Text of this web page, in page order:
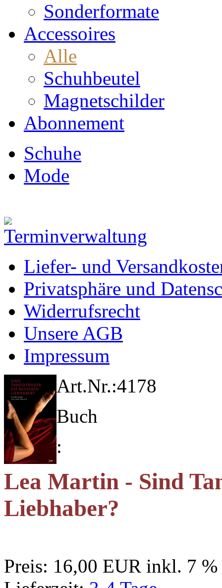
Sonderformate
Accessoires
Alle
Schuhbeutel
Magnetschilder
Abonnement
Schuhe
Mode
Liefer- und
Privatsphäre und
Widerrufsrecht
Unsere AGB
Impressum
Art.Nr.:4178
Buch
:
Lea Martin - Sind
Liebhaber?
Preis: 16,00 EUR inkl. 7